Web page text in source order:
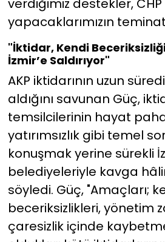
verdiğimiz destekler,
yapacaklarımızın
"İktidar, Kendi
İzmir’e Saldırıyor"
AKP iktidarının uzun
aldığını savunan Güç,
temsilcilerinin hayat
yatırımsızlık gibi temel
konuşmak yerine sürekli
belediyeleriyle kavga
söyledi. Güç, "Amaçları;
beceriksizlikleri, yönetim
çaresizlik içinde